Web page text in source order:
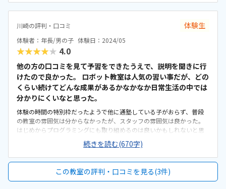
をどう表現するかという力もつきそうだなと感じました。川崎駅とい
うところは良いのですが、そこから少し歩いて坂を登るので夏は汗だ
だき、ウォーターサーバーもあるのでありがたかったです。川崎駅とい
う立地なのか、ここの教室はどこもそうなのかはわかりませんが、月
謝が高いなと感じました。最後に子供の良い点を見つけてくださり丁
寧に説明していただけたのがよかったです。自分の思い通りに動かせ
て子供も楽しそうでした。
川崎の評判・口コミ 体験生
体験者：年長/男の子 体験日：2024/05
★★★★★ 4.0
他の方の口コミを見て予習をできたうえで、説明を聞きに行
けたので良かった。 ロボット教室は人気の習い事だが、どの
くらい続けてどんな成果があるかなかなか日常生活の中では
分かりにくいなと思った。
体験の時間の特別枠だったようで他に通塾している子がおらず、普段
の教室の雰囲気は分からなかったが、スタッフの雰囲気は良かった。
はじめからプログラミングにも取り組めるのは良いかもしれないと思
う。毎回作りたいものを選ばせる形式なので、進度が分かりにくい気
がしたが、3ヶ月おき？に面談があり、伸びているところ苦手なところ
など伝えて下るそうで、フォロー体勢はすごいなと思った。終了後に
を、作ったか見せてくれ、先生からはその日の様子を伝えてくれるの
で、とても良いと思った。川崎駅からは地下を通っていけるので、雨
続きを読む(670字)
この教室の評判・口コミを見る(3件)